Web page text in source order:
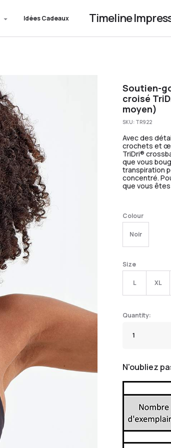
Idées Cadeaux Timeline
Soutien-
croisé
moyen)
SKU: TR922
Avec des
crochets et
TriDri®
que vous
transpiration
concentré.
que vous
Colour
Noir
Size
L XL
N'oubliez